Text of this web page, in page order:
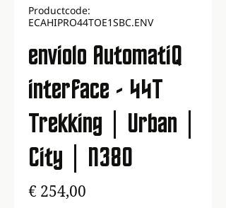
Productcode:
ECAHIPRO44TOE1SBC.ENV
enviolo AutomatiQ
interface - 44T
Trekking | Urban |
City | N380
€ 254,00